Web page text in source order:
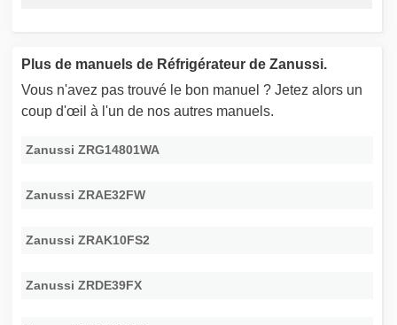
Plus de manuels de Réfrigérateur de Zanussi.
Vous n'avez pas trouvé le bon manuel ? Jetez alors un
coup d'œil à l'un de nos autres manuels.
Zanussi ZRG14801WA
Zanussi ZRAE32FW
Zanussi ZRAK10FS2
Zanussi ZRDE39FX